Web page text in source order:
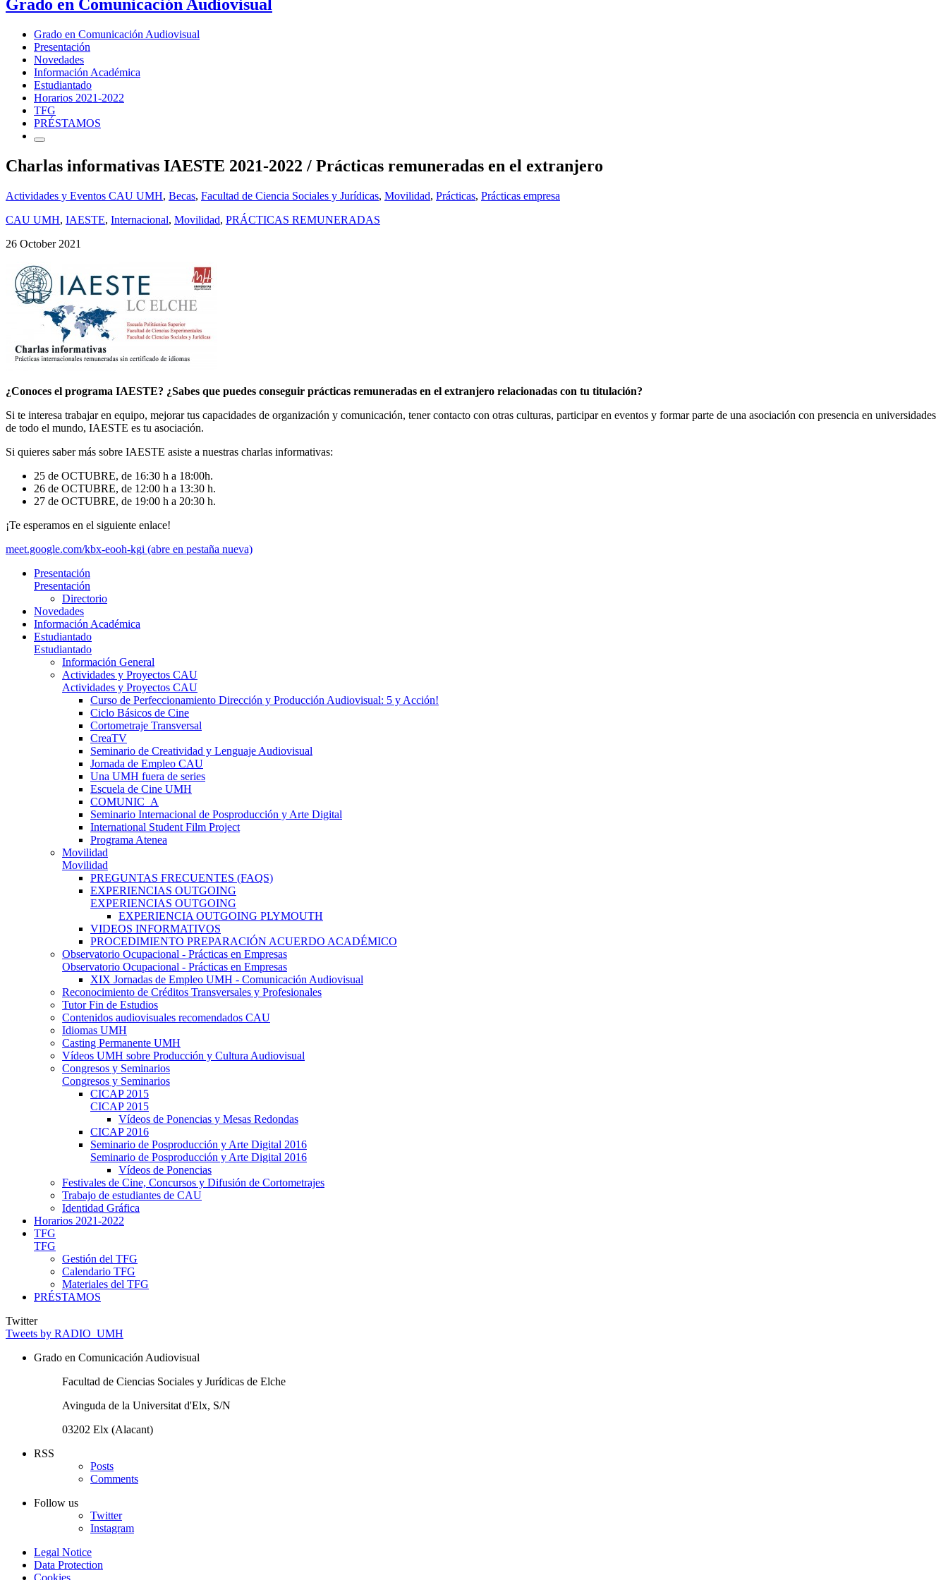
Grado en Comunicación Audiovisual
Grado en Comunicación Audiovisual
Presentación
Novedades
Información Académica
Estudiantado
Horarios 2021-2022
TFG
PRÉSTAMOS
Charlas informativas IAESTE 2021-2022 / Prácticas remuneradas en el extranjero
Actividades y Eventos CAU UMH, Becas, Facultad de Ciencia Sociales y Jurídicas, Movilidad, Prácticas, Prácticas empresa
CAU UMH, IAESTE, Internacional, Movilidad, PRÁCTICAS REMUNERADAS
26 October 2021
¿Conoces el programa IAESTE? ¿Sabes que puedes conseguir prácticas remuneradas en el extranjero relacionadas con tu titulación?
Si te interesa trabajar en equipo, mejorar tus capacidades de organización y comunicación, tener contacto con otras culturas, participar en eventos y formar parte de una asociación con presencia en universidades
de todo el mundo, IAESTE es tu asociación.
Si quieres saber más sobre IAESTE asiste a nuestras charlas informativas:
25 de OCTUBRE, de 16:30 h a 18:00h.
26 de OCTUBRE, de 12:00 h a 13:30 h.
27 de OCTUBRE, de 19:00 h a 20:30 h.
¡Te esperamos en el siguiente enlace!
meet.google.com/kbx-eooh-kgi (abre en pestaña nueva)
Presentación
Presentación
Directorio
Novedades
Información Académica
Estudiantado
Estudiantado
Información General
Actividades y Proyectos CAU
Actividades y Proyectos CAU
Curso de Perfeccionamiento Dirección y Producción Audiovisual: 5 y Acción!
Ciclo Básicos de Cine
Cortometraje Transversal
CreaTV
Seminario de Creatividad y Lenguaje Audiovisual
Jornada de Empleo CAU
Una UMH fuera de series
Escuela de Cine UMH
COMUNIC_A
Seminario Internacional de Posproducción y Arte Digital
International Student Film Project
Programa Atenea
Movilidad
Movilidad
PREGUNTAS FRECUENTES (FAQS)
EXPERIENCIAS OUTGOING
EXPERIENCIAS OUTGOING
EXPERIENCIA OUTGOING PLYMOUTH
VIDEOS INFORMATIVOS
PROCEDIMIENTO PREPARACIÓN ACUERDO ACADÉMICO
Observatorio Ocupacional - Prácticas en Empresas
Observatorio Ocupacional - Prácticas en Empresas
XIX Jornadas de Empleo UMH - Comunicación Audiovisual
Reconocimiento de Créditos Transversales y Profesionales
Tutor Fin de Estudios
Contenidos audiovisuales recomendados CAU
Idiomas UMH
Casting Permanente UMH
Vídeos UMH sobre Producción y Cultura Audiovisual
Congresos y Seminarios
Congresos y Seminarios
CICAP 2015
CICAP 2015
Vídeos de Ponencias y Mesas Redondas
CICAP 2016
Seminario de Posproducción y Arte Digital 2016
Seminario de Posproducción y Arte Digital 2016
Vídeos de Ponencias
Festivales de Cine, Concursos y Difusión de Cortometrajes
Trabajo de estudiantes de CAU
Identidad Gráfica
Horarios 2021-2022
TFG
TFG
Gestión del TFG
Calendario TFG
Materiales del TFG
PRÉSTAMOS
Twitter
Tweets by RADIO_UMH
Grado en Comunicación Audiovisual
Facultad de Ciencias Sociales y Jurídicas de Elche
Avinguda de la Universitat d'Elx, S/N
03202 Elx (Alacant)
RSS
Posts
Comments
Follow us
Twitter
Instagram
Legal Notice
Data Protection
Cookies